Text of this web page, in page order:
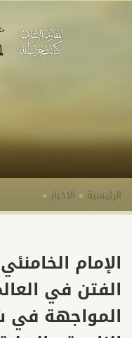
الرئيسية » الاخبار »
الإمام
الفتن في
المواجهة